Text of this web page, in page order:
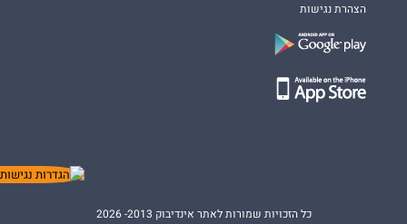
הצהרת נגישות
כל הזכויות שמורות לאתר אינדיבוק 2013- 2026